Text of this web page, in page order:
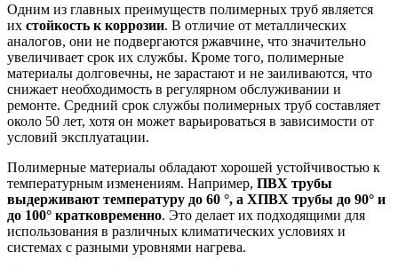
Одним из главных преимуществ полимерных труб является
их стойкость к коррозии. В отличие от металлических
аналогов, они не подвергаются ржавчине, что значительно
увеличивает срок их службы. Кроме того, полимерные
материалы долговечны, не зарастают и не заиливаются, что
снижает необходимость в регулярном обслуживании и
ремонте. Средний срок службы полимерных труб составляет
около 50 лет, хотя он может варьироваться в зависимости от
условий эксплуатации.
Полимерные материалы обладают хорошей устойчивостью к
температурным изменениям. Например, ПВХ трубы
выдерживают температуру до 60 °, а ХПВХ трубы до 90° и
до 100° кратковременно. Это делает их подходящими для
использования в различных климатических условиях и
системах с разными уровнями нагрева.